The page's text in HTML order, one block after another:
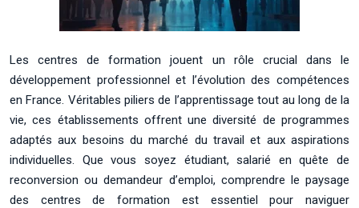
Les centres de formation jouent un rôle crucial dans le
développement professionnel et l’évolution des compétences
en France. Véritables piliers de l’apprentissage tout au long de la
vie, ces établissements offrent une diversité de programmes
adaptés aux besoins du marché du travail et aux aspirations
individuelles. Que vous soyez étudiant, salarié en quête de
reconversion ou demandeur d’emploi, comprendre le paysage
des centres de formation est essentiel pour naviguer